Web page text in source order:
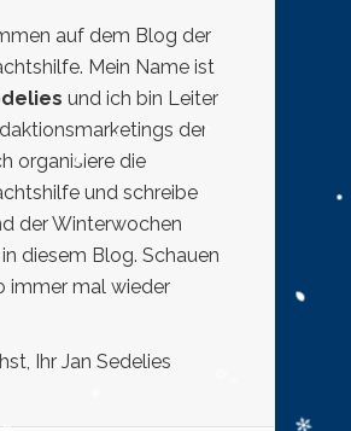
auf dem Blog der
Mein Name ist
und ich bin Leiter
der
organisiere die
und schreibe
der Winterwochen
diesem Blog. Schauen
immer mal wieder
Ihr Jan Sedelies